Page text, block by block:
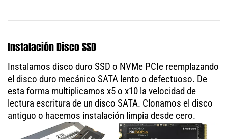
Instalación Disco SSD
Instalamos disco duro SSD o NVMe PCIe reemplazando
el disco duro mecánico SATA lento o defectuoso. De
esta forma multiplicamos x5 o x10 la velocidad de
lectura escritura de un disco SATA. Clonamos el disco
antiguo o hacemos instalación limpia desde cero.